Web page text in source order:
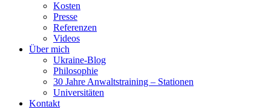
Kosten
Presse
Referenzen
Videos
Über mich
Ukraine-Blog
Philosophie
30 Jahre Anwaltstraining – Stationen
Universitäten
Kontakt